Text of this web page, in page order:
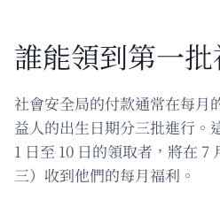
誰能領到第一批
社會安全局的付款通常在每月
益人的出生日期分三批進行。
1 日至 10 日的領取者，將在 7
三）收到他們的每月福利。